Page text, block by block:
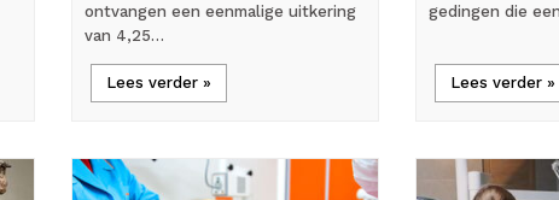
ontvangen een eenmalige uitkering
van 4,25…
Lees verder »
gedingen die
Lees verder »